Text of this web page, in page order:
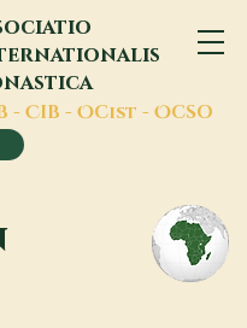
- CIB - OCist - OCSO